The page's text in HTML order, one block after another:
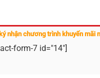
nhận chương trình khuyến mãi
form-7 id="14"]